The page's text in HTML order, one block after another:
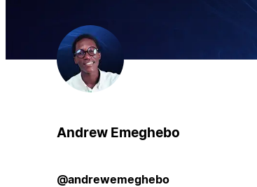
Andrew Emeghebo
@andrewemeghebo